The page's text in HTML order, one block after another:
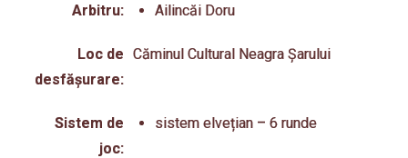
Arbitru: Ailincăi Doru
Loc de
desfășurare:
Căminul Cultural Neagra Șarului
Sistem de
joc:
sistem elvețian – 6 runde